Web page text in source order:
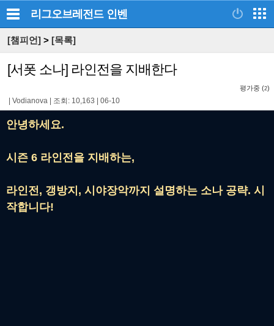
리그오브레전드 인벤
[챔피언] > [목록]
[서폿 소나] 라인전을 지배한다
평가중 (2)
Vodianova 조회: 10,163 06-10
안녕하세요.
시즌 6 라인전을 지배하는,
라인전, 갱방지, 시야장악까지 설명하는 소나 공략. 시
작합니다!